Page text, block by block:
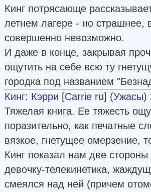
Кинг потрясающе
летнем лагере - но страшнее,
совершенно невозможно.
И даже в конце, закрывая
ощутить на себе всю ту
городка под названием
Кинг: Кэрри [Carrie ru] (Ужасы)
Тяжелая книга. Ее тяжесть
поразительно, как печатные
вязкое, гнетущее омерзение,
Кинг показал нам две
девочку-телекинетика,
смеялся над ней (причем